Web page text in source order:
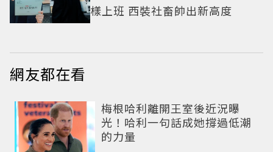
樣上班 西裝社畜帥出新高度
網友都在看
梅根哈利離開王室後近況曝
光！哈利一句話成她撐過低潮
的力量